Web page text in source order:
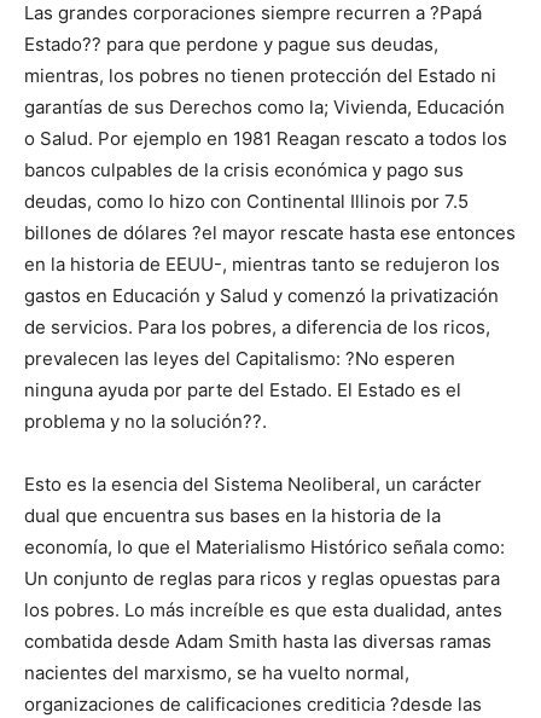
Las grandes corporaciones siempre recurren a ?Papá
Estado?? para que perdone y pague sus deudas,
mientras, los pobres no tienen protección del Estado ni
garantías de sus Derechos como la; Vivienda, Educación
o Salud. Por ejemplo en 1981 Reagan rescato a todos los
bancos culpables de la crisis económica y pago sus
deudas, como lo hizo con Continental Illinois por 7.5
billones de dólares ?el mayor rescate hasta ese entonces
en la historia de EEUU-, mientras tanto se redujeron los
gastos en Educación y Salud y comenzó la privatización
de servicios. Para los pobres, a diferencia de los ricos,
prevalecen las leyes del Capitalismo: ?No esperen
ninguna ayuda por parte del Estado. El Estado es el
problema y no la solución??.
Esto es la esencia del Sistema Neoliberal, un carácter
dual que encuentra sus bases en la historia de la
economía, lo que el Materialismo Histórico señala como:
Un conjunto de reglas para ricos y reglas opuestas para
los pobres. Lo más increíble es que esta dualidad, antes
combatida desde Adam Smith hasta las diversas ramas
nacientes del marxismo, se ha vuelto normal,
organizaciones de calificaciones crediticia ?desde las